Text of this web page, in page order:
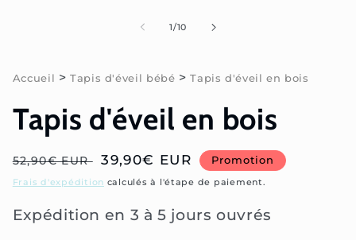
1/de
10
Accueil >Tapis d'éveil bébé >Tapis d'éveil en bois
Tapis d'éveil en bois
Prix
habituel
52,90€ EUR
Prix
soldé
39,90€ EUR Promotion
Frais d'expédition calculés à l'étape de paiement.
Expédition en 3 à 5 jours ouvrés